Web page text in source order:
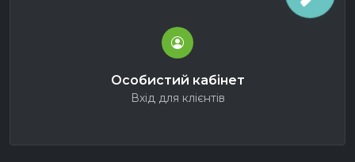
Особистий кабінет
Вхід для клієнтів